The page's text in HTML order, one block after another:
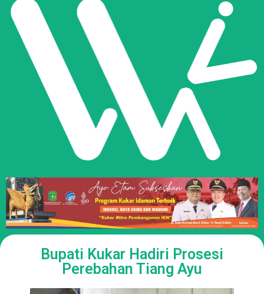
Bupati Kukar Hadiri Prosesi
Perebahan Tiang Ayu